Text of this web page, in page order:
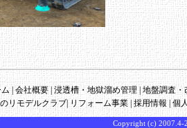
|会社概要| 浸透槽・地獄溜め管理| 地盤調査・
リモデルクラブ| リフォーム事業| 採用情報| 個
Copyright (c) 2007.4-